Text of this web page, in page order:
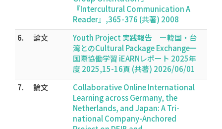
『Intercultural Communication A
Reader』,365-376 (共著) 2008
6.
論文
Youth Project 実践報告 ー韓国・台
湾とのCultural Package Exchangeー
国際協働学習 iEARNレポート 2025年
度 2025,15-16頁 (共著) 2026/06/01
7.
論文
Collaborative Online International
Learning across Germany, the
Netherlands, and Japan: A Tri-
national Company-Anchored